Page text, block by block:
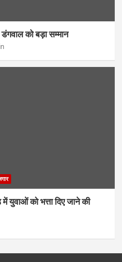
को बड़ा सम्मान
युवाओं को भत्ता दिए जाने की